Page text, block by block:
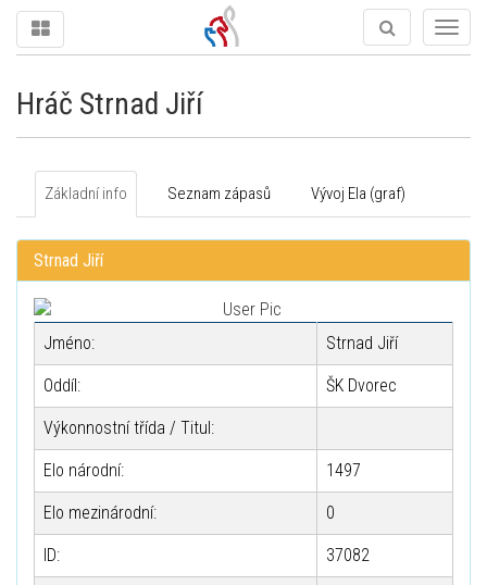
Hráč Strnad Jiří
Základní info Seznam zápasů Vývoj Ela (graf)
Strnad Jiří
Jméno: Strnad Jiří
Oddíl: ŠK Dvorec
Výkonnostní třída / Titul:
Elo národní: 1497
Elo mezinárodní: 0
ID: 37082